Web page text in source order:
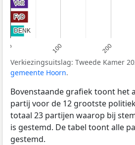
0 100 200
Volt
Volt
FvD
FvD
DENK
DENK
Verkiezingsuitslag: Tweede Kamer
gemeente Hoorn.
Bovenstaande grafiek toont het
partij voor de 12 grootste
totaal 23 partijen waarop bij
is gestemd. De tabel toont alle
gestemd.